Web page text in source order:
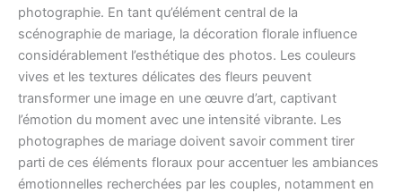
photographie. En tant qu’élément central de la
scénographie de mariage, la décoration florale influence
considérablement l’esthétique des photos. Les couleurs
vives et les textures délicates des fleurs peuvent
transformer une image en une œuvre d’art, captivant
l’émotion du moment avec une intensité vibrante. Les
photographes de mariage doivent savoir comment tirer
parti de ces éléments floraux pour accentuer les ambiances
émotionnelles recherchées par les couples, notamment en